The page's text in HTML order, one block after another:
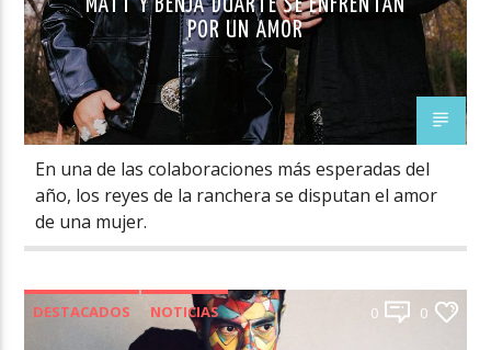
MATT Y BENJA DUARTE SE ENFRENTAN
POR UN AMOR
En una de las colaboraciones más esperadas del
año, los reyes de la ranchera se disputan el amor
de una mujer.
DESTACADOS NOTICIAS 0 0